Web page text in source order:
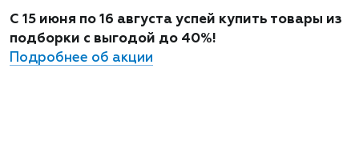
С 15 июня по 16 августа успей купить товары из
подборки с выгодой до 40%!
Подробнее об акции